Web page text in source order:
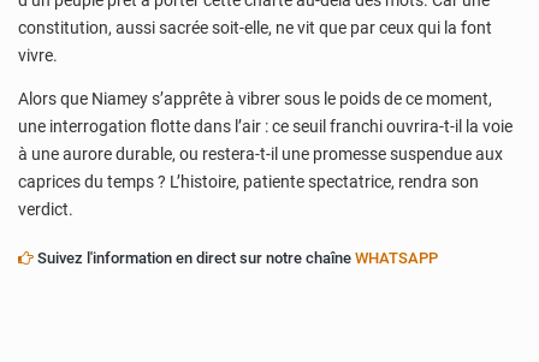
constitution, aussi sacrée soit-elle, ne vit que par ceux qui la font
vivre.
Alors que Niamey s’apprête à vibrer sous le poids de ce moment,
une interrogation flotte dans l’air : ce seuil franchi ouvrira-t-il la voie
à une aurore durable, ou restera-t-il une promesse suspendue aux
caprices du temps ? L’histoire, patiente spectatrice, rendra son
verdict.
Suivez l'information en direct sur notre chaîne WHATSAPP